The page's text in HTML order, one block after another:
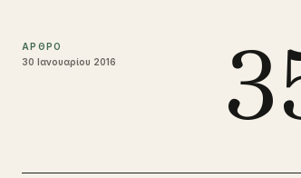
ΑΡΘΡΟ
30 Ιανουαρίου 2016